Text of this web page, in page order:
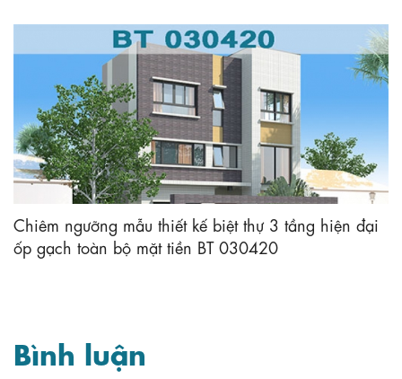
Chiêm ngưỡng mẫu thiết kế biệt thự 3 tầng hiện đại
ốp gạch toàn bộ mặt tiền BT 030420
Bình luận